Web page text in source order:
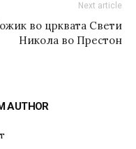
Next article
во црквата Свети
Никола во Престон
AUTHOR